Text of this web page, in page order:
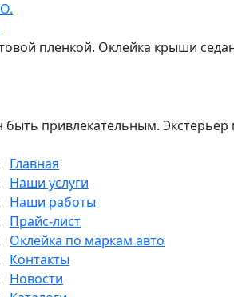
пленкой. Оклейка крыши
привлекательным.
Главная
Наши услуги
Наши работы
Прайс-лист
Оклейка по маркам авто
Контакты
Новости